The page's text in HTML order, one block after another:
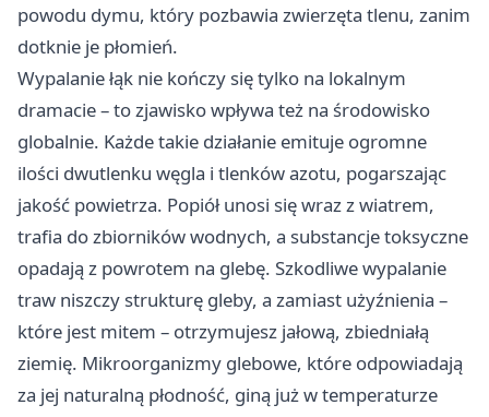
powodu dymu, który pozbawia zwierzęta tlenu, zanim
dotknie je płomień.
Wypalanie łąk nie kończy się tylko na lokalnym
dramacie – to zjawisko wpływa też na środowisko
globalnie. Każde takie działanie emituje ogromne
ilości dwutlenku węgla i tlenków azotu, pogarszając
jakość powietrza. Popiół unosi się wraz z wiatrem,
trafia do zbiorników wodnych, a substancje toksyczne
opadają z powrotem na glebę. Szkodliwe wypalanie
traw niszczy strukturę gleby, a zamiast użyźnienia –
które jest mitem – otrzymujesz jałową, zbiedniałą
ziemię. Mikroorganizmy glebowe, które odpowiadają
za jej naturalną płodność, giną już w temperaturze